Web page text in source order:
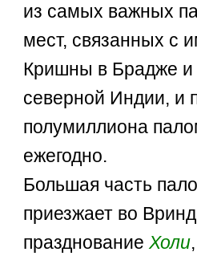
из самых важных
мест, связанных с
Кришны в Брадже
северной Индии, и
полумиллиона
ежегодно.
Большая часть
приезжает во
празднованиеХоли